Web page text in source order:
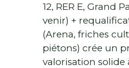
12, RER E, Grand
venir) +
(Arena, friches
piétons) crée un
valorisation